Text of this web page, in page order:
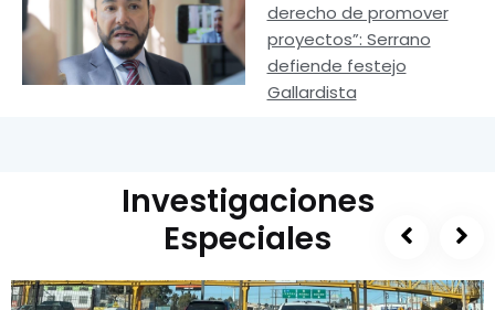
derecho de promover
proyectos”: Serrano
defiende festejo
Gallardista
Investigaciones
Especiales